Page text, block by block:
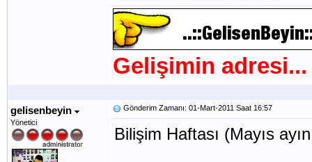
Gelişimin adresi...
gelisenbeyin
Yönetici
Gönderim Zamanı: 01-Mart-2011 Saat 16:57
Bilişim Haftası (Mayıs